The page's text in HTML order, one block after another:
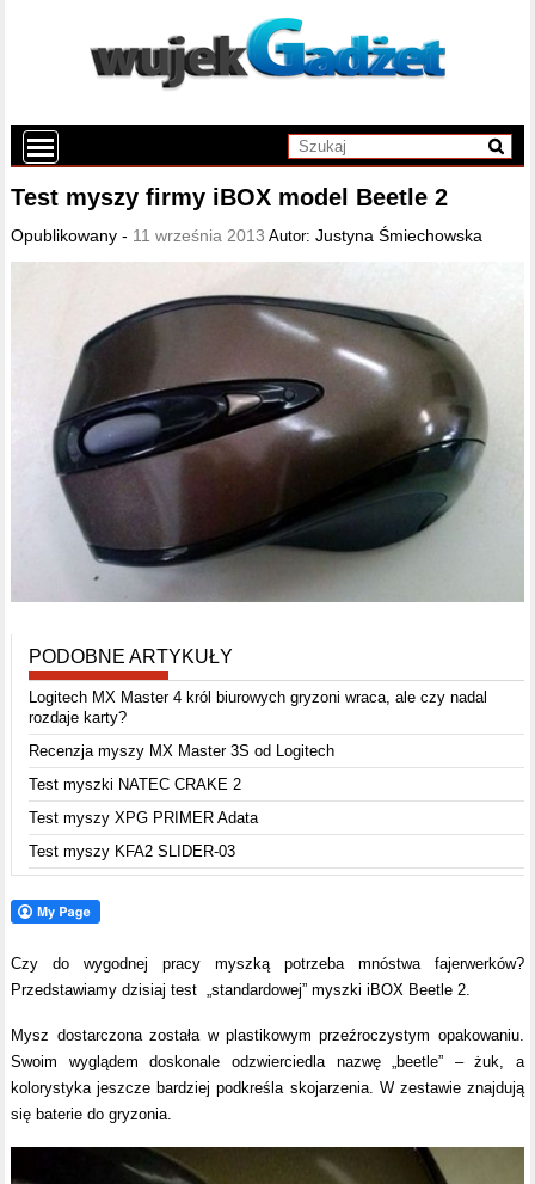
Test myszy firmy iBOX model Beetle 2
Opublikowany - 11 września 2013 Autor:Justyna Śmiechowska
PODOBNE ARTYKUŁY
Logitech MX Master 4 król biurowych gryzoni wraca, ale czy nadal
rozdaje karty?
Recenzja myszy MX Master 3S od Logitech
Test myszki NATEC CRAKE 2
Test myszy XPG PRIMER Adata
Test myszy KFA2 SLIDER-03
Czy do wygodnej pracy myszką potrzeba mnóstwa fajerwerków?
Przedstawiamy dzisiaj test „standardowej” myszki iBOX Beetle 2.
Mysz dostarczona została w plastikowym przeźroczystym opakowaniu.
Swoim wyglądem doskonale odzwierciedla nazwę „beetle” – żuk, a
kolorystyka jeszcze bardziej podkreśla skojarzenia. W zestawie znajdują
się baterie do gryzonia.